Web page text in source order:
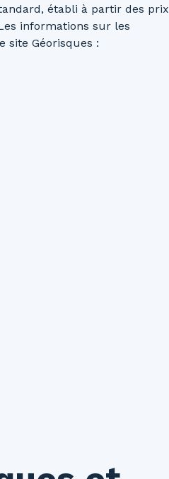
établi à partir des prix
informations sur les
site Géorisques :